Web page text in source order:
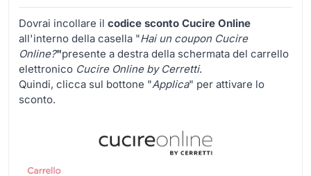
Dovrai incollare il codice sconto Cucire Online
all'interno della casella "Hai un coupon Cucire
Online?"presente a destra della schermata del carrello
elettronico Cucire Online by Cerretti.
Quindi, clicca sul bottone "Applica" per attivare lo
sconto.